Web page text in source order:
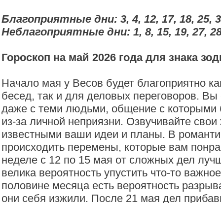
Благоприятные дни: 3, 4, 12, 17, 18, 25,
Неблагоприятные дни: 1, 8, 15, 19, 27,
Гороскоп на май 2026 года для знака
Начало мая у Весов будет благоприятно
бесед, так и для деловых переговоров.
даже с теми людьми, общение с которыми
из-за личной неприязни. Озвучивайте
известными ваши идеи и планы. В
происходить перемены, которые вам
неделе с 12 по 15 мая от сложных дел
велика вероятность упустить что-то
половине месяца есть вероятность
они себя изжили. После 21 мая дел